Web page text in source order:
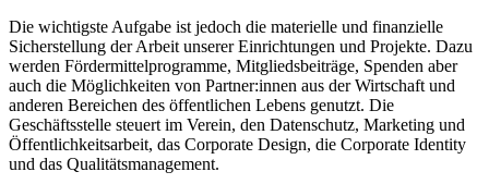
Die wichtigste Aufgabe ist jedoch die materielle und finanzielle
Sicherstellung der Arbeit unserer Einrichtungen und Projekte. Dazu
werden Fördermittelprogramme, Mitgliedsbeiträge, Spenden aber
auch die Möglichkeiten von Partner:innen aus der Wirtschaft und
anderen Bereichen des öffentlichen Lebens genutzt. Die
Geschäftsstelle steuert im Verein, den Datenschutz, Marketing und
Öffentlichkeitsarbeit, das Corporate Design, die Corporate Identity
und das Qualitätsmanagement.